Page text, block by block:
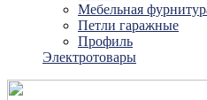
Мебельная
Петли гаражные
Профиль
Электротовары